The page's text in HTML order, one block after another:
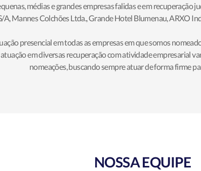
médias e grandes empresas falidas e em recuperação
A, Mannes Colchões Ltda., Grande Hotel Blumenau, ARXO
presencial em todas as empresas em que somos
em diversas recuperação com atividade empresarial
nomeações, buscando sempre atuar de forma firme
NOSSA EQUIPE